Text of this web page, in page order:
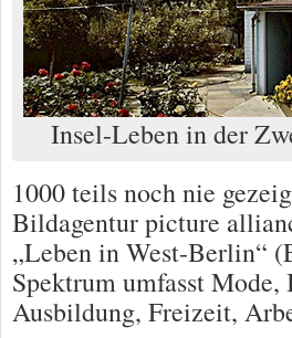
1000 teils noch nie
Bildagentur picture
„Leben in West-Berlin“
Spektrum umfasst
Ausbildung, Freizeit,